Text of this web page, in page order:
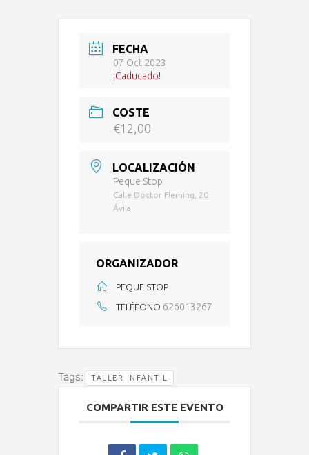
FECHA
07 Oct 2023
¡Caducado!
COSTE
€12,00
LOCALIZACIÓN
Peque Stop
Calle Doctor Fleming, 20
Ávila
ORGANIZADOR
PEQUE STOP
TELÉFONO 626013267
Tags: TALLER INFANTIL
COMPARTIR ESTE EVENTO